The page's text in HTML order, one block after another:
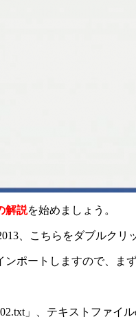
解説を始めましょう。
、こちらをダブルクリ
ポートしますので、ま
」、テキストファイ